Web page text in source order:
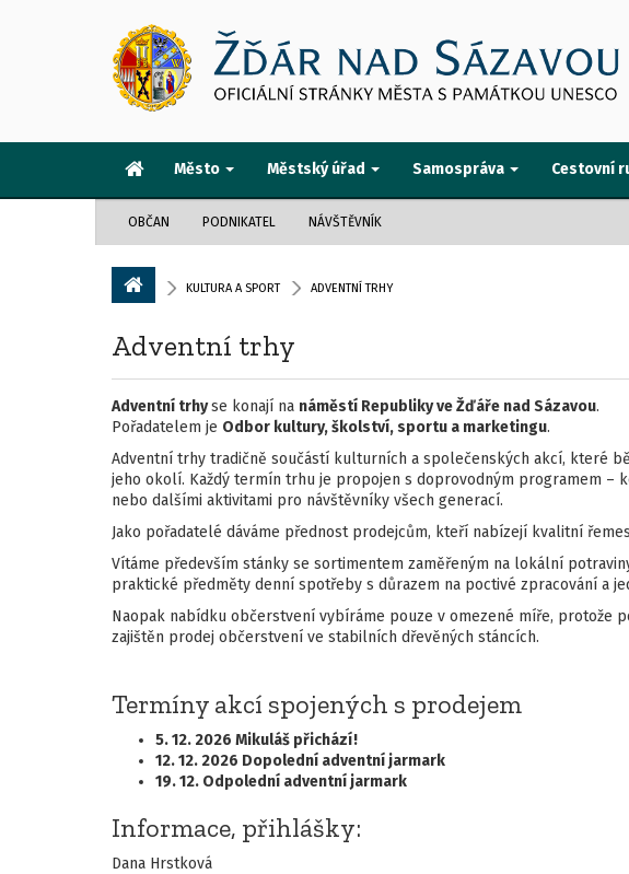
Město Městský úřad Samospráva Cestovní
OBČAN PODNIKATEL NÁVŠTĚVNÍK
KULTURA A SPORT ADVENTNÍ TRHY
Adventní trhy
Adventní trhyse konají na náměstí Republiky ve Žďáře nad Sázavou.
Pořadatelem je Odbor kultury, školství, sportu a marketingu.
Adventní trhy tradičně součástí kulturních a společenských akcí, které
jeho okolí. Každý termín trhu je propojen s doprovodným programem –
nebo dalšími aktivitami pro návštěvníky všech generací.
Jako pořadatelé dáváme přednost prodejcům, kteří nabízejí kvalitní
Vítáme především stánky se sortimentem zaměřeným na lokální
praktické předměty denní spotřeby s důrazem na poctivé zpracování a
Naopak nabídku občerstvení vybíráme pouze v omezené míře, protože
zajištěn prodej občerstvení ve stabilních dřevěných stáncích.
Termíny akcí spojených s prodejem
5. 12. 2026 Mikuláš přichází!
12. 12. 2026 Dopolední adventní jarmark
19. 12. Odpolední adventní jarmark
Informace, přihlášky:
Dana Hrstková